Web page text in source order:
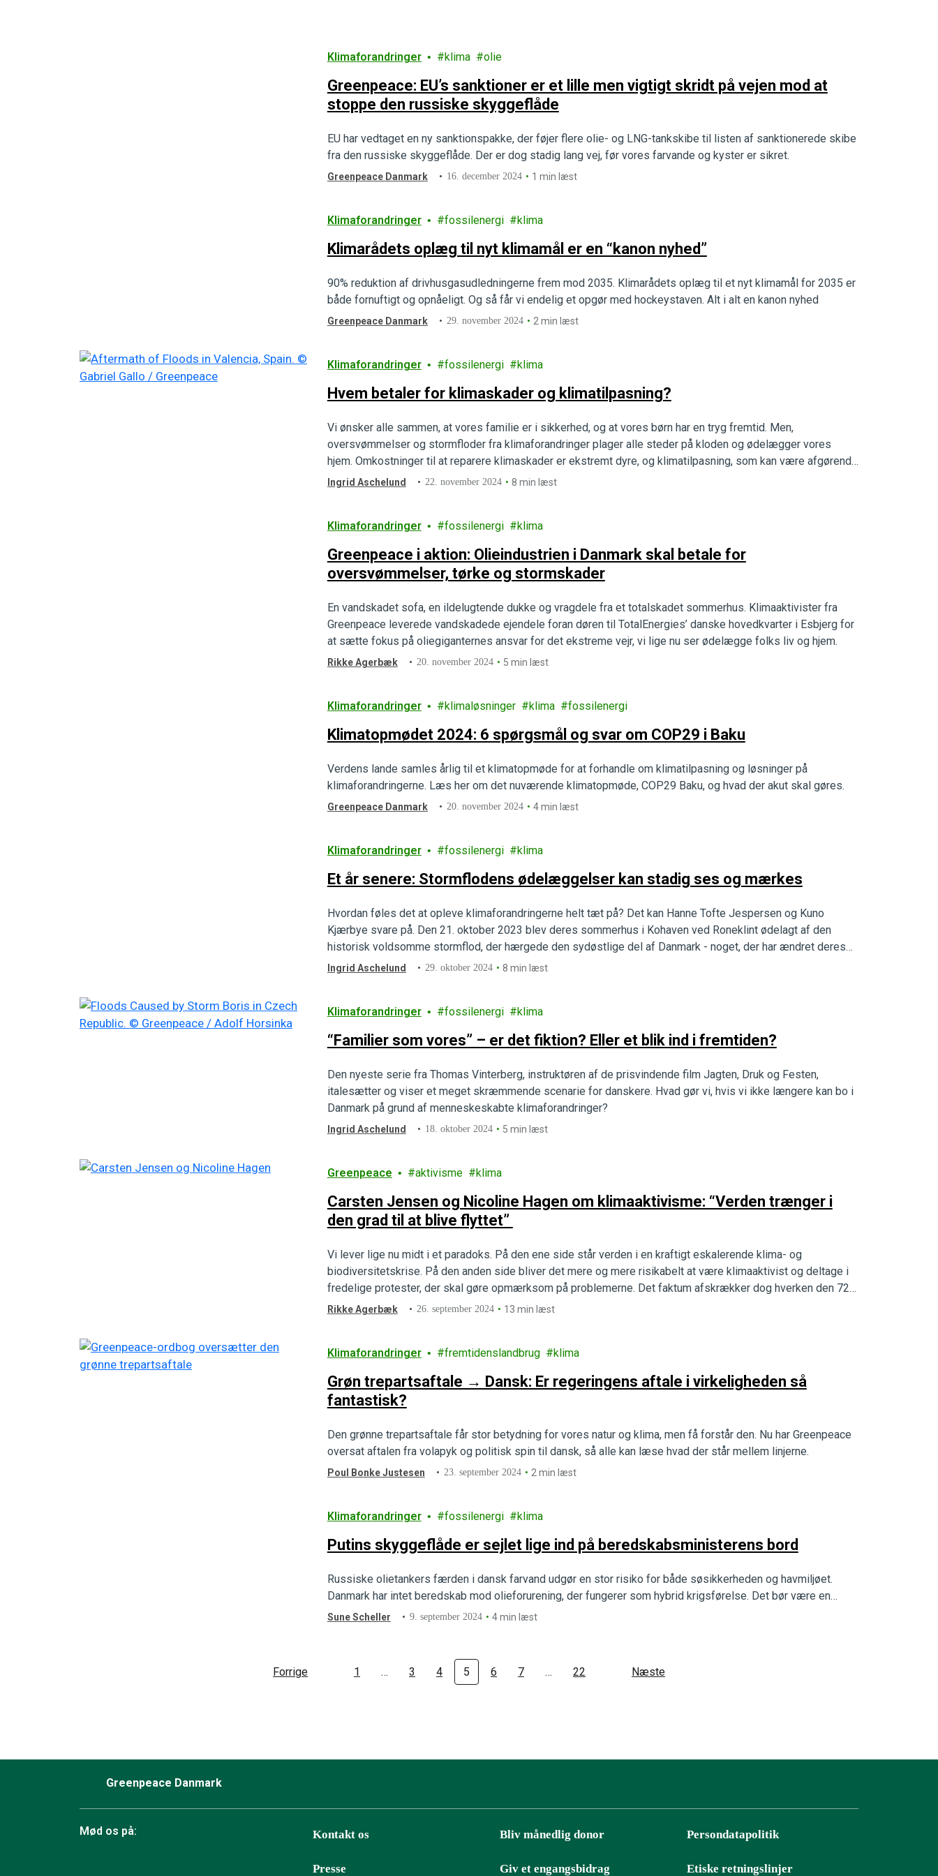
Klimaforandringer klima olie
Greenpeace: EU’s sanktioner er et lille men vigtigt skridt på vejen mod at
stoppe den russiske skyggeflåde
EU har vedtaget en ny sanktionspakke, der føjer flere olie- og LNG-tankskibe til listen af sanktionerede skibe
fra den russiske skyggeflåde. Der er dog stadig lang vej, før vores farvande og kyster er sikret.
Greenpeace Danmark 16. december 2024 1 min læst
Klimaforandringer fossilenergi klima
Klimarådets oplæg til nyt klimamål er en “kanon nyhed”
90% reduktion af drivhusgasudledningerne frem mod 2035. Klimarådets oplæg til et nyt klimamål for 2035 er
både fornuftigt og opnåeligt. Og så får vi endelig et opgør med hockeystaven. Alt i alt en kanon nyhed
Greenpeace Danmark 29. november 2024 2 min læst
Klimaforandringer fossilenergi klima
Hvem betaler for klimaskader og klimatilpasning?
Vi ønsker alle sammen, at vores familie er i sikkerhed, og at vores børn har en tryg fremtid. Men,
oversvømmelser og stormfloder fra klimaforandringer plager alle steder på kloden og ødelægger vores
hjem. Omkostninger til at reparere klimaskader er ekstremt dyre, og klimatilpasning, som kan være afgørende
for vores overlevelse, er heller ikke billig. Et…
Ingrid Aschelund 22. november 2024 8 min læst
Klimaforandringer fossilenergi klima
Greenpeace i aktion: Olieindustrien i Danmark skal betale for
oversvømmelser, tørke og stormskader
En vandskadet sofa, en ildelugtende dukke og vragdele fra et totalskadet sommerhus. Klimaaktivister fra
Greenpeace leverede vandskadede ejendele foran døren til TotalEnergies’ danske hovedkvarter i Esbjerg for
at sætte fokus på oliegiganternes ansvar for det ekstreme vejr, vi lige nu ser ødelægge folks liv og hjem.
Rikke Agerbæk 20. november 2024 5 min læst
Klimaforandringer klimaløsninger klima fossilenergi
Klimatopmødet 2024: 6 spørgsmål og svar om COP29 i Baku
Verdens lande samles årlig til et klimatopmøde for at forhandle om klimatilpasning og løsninger på
klimaforandringerne. Læs her om det nuværende klimatopmøde, COP29 Baku, og hvad der akut skal gøres.
Greenpeace Danmark 20. november 2024 4 min læst
Klimaforandringer fossilenergi klima
Et år senere: Stormflodens ødelæggelser kan stadig ses og mærkes
Hvordan føles det at opleve klimaforandringerne helt tæt på? Det kan Hanne Tofte Jespersen og Kuno
Kjærbye svare på. Den 21. oktober 2023 blev deres sommerhus i Kohaven ved Roneklint ødelagt af den
historisk voldsomme stormflod, der hærgede den sydøstlige del af Danmark - noget, der har ændret deres
liv for evigt.
Ingrid Aschelund 29. oktober 2024 8 min læst
Klimaforandringer fossilenergi klima
“Familier som vores” – er det fiktion? Eller et blik ind i fremtiden?
Den nyeste serie fra Thomas Vinterberg, instruktøren af de prisvindende film Jagten, Druk og Festen,
italesætter og viser et meget skræmmende scenarie for danskere. Hvad gør vi, hvis vi ikke længere kan bo i
Danmark på grund af menneskeskabte klimaforandringer?
Ingrid Aschelund 18. oktober 2024 5 min læst
Greenpeace aktivisme klima
Carsten Jensen og Nicoline Hagen om klimaaktivisme: “Verden trænger i
den grad til at blive flyttet”
Vi lever lige nu midt i et paradoks. På den ene side står verden i en kraftigt eskalerende klima- og
biodiversitetskrise. På den anden side bliver det mere og mere risikabelt at være klimaaktivist og deltage i
fredelige protester, der skal gøre opmærksom på problemerne. Det faktum afskrækker dog hverken den 72-
årige forfatter og aktivist,…
Rikke Agerbæk 26. september 2024 13 min læst
Klimaforandringer fremtidenslandbrug klima
Grøn trepartsaftale → Dansk: Er regeringens aftale i virkeligheden så
fantastisk?
Den grønne trepartsaftale får stor betydning for vores natur og klima, men få forstår den. Nu har Greenpeace
oversat aftalen fra volapyk og politisk spin til dansk, så alle kan læse hvad der står mellem linjerne.
Poul Bonke Justesen 23. september 2024 2 min læst
Klimaforandringer fossilenergi klima
Putins skyggeflåde er sejlet lige ind på beredskabsministerens bord
Russiske olietankers færden i dansk farvand udgør en stor risiko for både søsikkerheden og havmiljøet.
Danmark har intet beredskab mod olieforurening, der fungerer som hybrid krigsførelse. Det bør være en…
Sune Scheller 9. september 2024 4 min læst
Forrige 1 … 3 4 5 6 7 … 22 Næste
Greenpeace Danmark
Mød os på: Kontakt os
Presse
Bliv månedlig donor
Giv et engangsbidrag
Persondatapolitik
Etiske retningslinjer